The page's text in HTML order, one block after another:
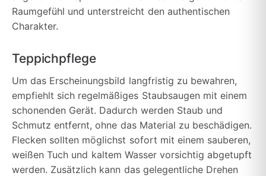
Raumgefühl und unterstreicht den authentischen
Charakter.
Teppichpflege
Um das Erscheinungsbild langfristig zu bewahren,
empfiehlt sich regelmäßiges Staubsaugen mit einem
schonenden Gerät. Dadurch werden Staub und
Schmutz entfernt, ohne das Material zu beschädigen.
Flecken sollten möglichst sofort mit einem sauberen,
weißen Tuch und kaltem Wasser vorsichtig abgetupft
werden. Zusätzlich kann das gelegentliche Drehen